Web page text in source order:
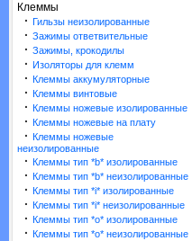
Клеммы
· Гильзы неизолированные
· Зажимы ответвительные
· Зажимы, крокодилы
· Изоляторы для клемм
· Клеммы аккумуляторные
· Клеммы винтовые
· Клеммы ножевые изолированные
· Клеммы ножевые на плату
· Клеммы ножевые
неизолированные
· Клеммы тип *b* изолированные
· Клеммы тип *b* неизолированные
· Клеммы тип *i* изолированные
· Клеммы тип *i* неизолированные
· Клеммы тип *o* изолированные
· Клеммы тип *o* неизолированные